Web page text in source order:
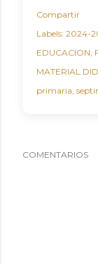
Compartir
Labels: 2024-
EDUCACION
MATERIAL
primaria
COMENTARIOS